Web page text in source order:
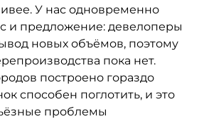
У нас одновременно
и предложение: девелоперы
новых объёмов, поэтому
пока нет.
построено гораздо
способен поглотить, и это
проблемы